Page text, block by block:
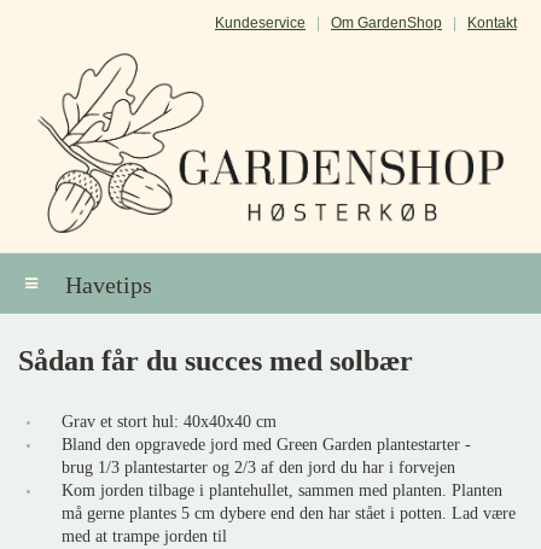
Kundeservice Om GardenShop Kontakt
Havetips
Sådan får du succes med solbær
Grav et stort hul: 40x40x40 cm
Bland den opgravede jord med Green Garden plantestarter -
brug 1/3 plantestarter og 2/3 af den jord du har i forvejen
Kom jorden tilbage i plantehullet, sammen med planten. Planten
må gerne plantes 5 cm dybere end den har stået i potten. Lad være
med at trampe jorden til